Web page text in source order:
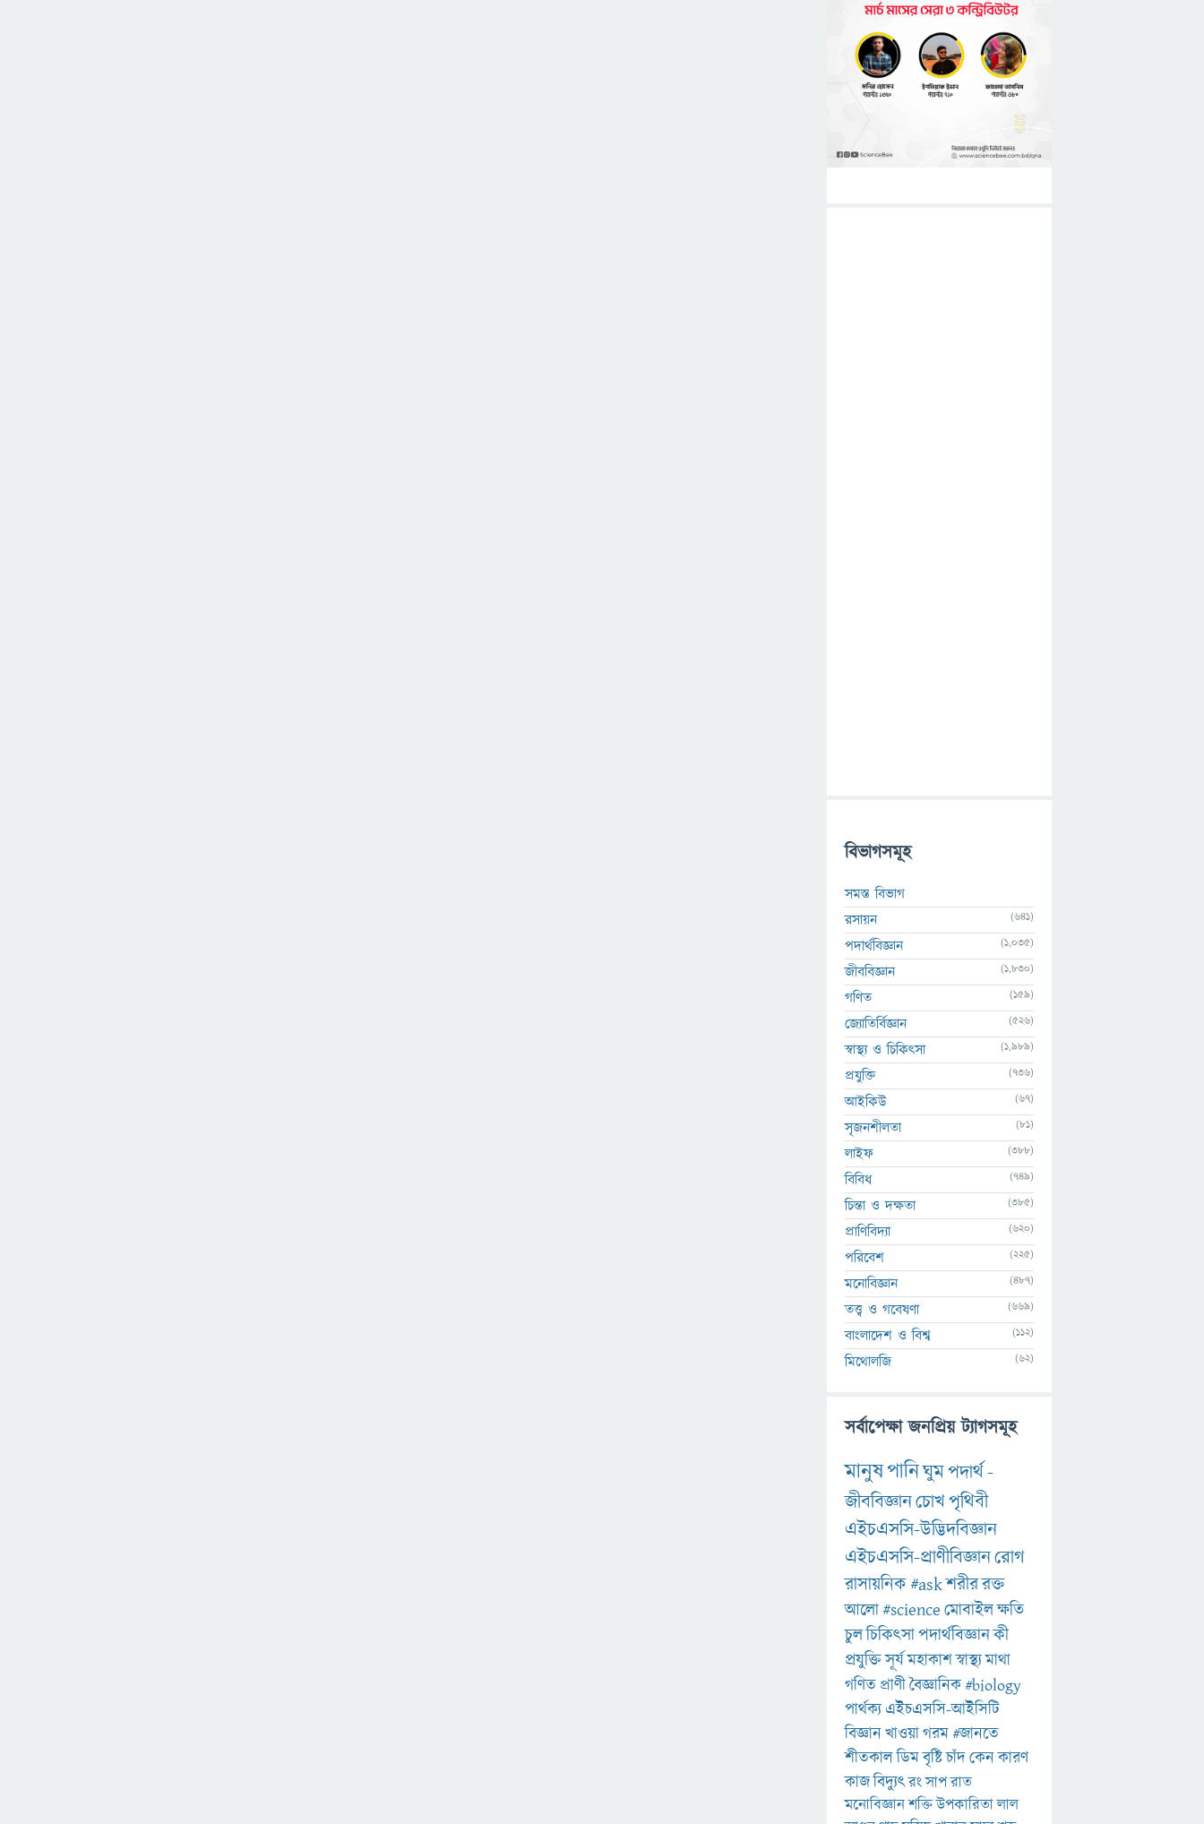
বিভাগসমূহ
সমস্ত বিভাগ
রসায়ন
(641)
পদার্থবিজ্ঞান (1,035)
জীববিজ্ঞান (1,830)
গণিত (159)
জ্যোতির্বিজ্ঞান (526)
স্বাস্থ্য ও চিকিৎসা (1,989)
প্রযুক্তি (736)
আইকিউ (67)
সৃজনশীলতা (81)
লাইফ (388)
বিবিধ (749)
চিন্তা ও দক্ষতা (385)
প্রাণিবিদ্যা (620)
পরিবেশ (225)
মনোবিজ্ঞান (487)
তত্ত্ব ও গবেষণা (669)
বাংলাদেশ ও বিশ্ব (112)
মিথোলজি (62)
সর্বাপেক্ষা জনপ্রিয় ট্যাগসমূহ
মানুষপানিঘুমপদার্থ-
জীববিজ্ঞানচোখপৃথিবী
এইচএসসি-উদ্ভিদবিজ্ঞান
এইচএসসি-প্রাণীবিজ্ঞানরোগ
রাসায়নিক#askশরীররক্ত
আলো#scienceমোবাইলক্ষতি
চুলচিকিৎসাপদার্থবিজ্ঞানকী
প্রযুক্তিসূর্যমহাকাশস্বাস্থ্যমাথা
গণিত প্রাণীবৈজ্ঞানিক#biology
পার্থক্য এইচএসসি-আইসিটি
বিজ্ঞানখাওয়াগরম#জানতে
শীতকালডিমবৃষ্টিচাঁদকেনকারণ
কাজবিদ্যুৎরংসাপরাত
মনোবিজ্ঞানশক্তিউপকারিতালাল